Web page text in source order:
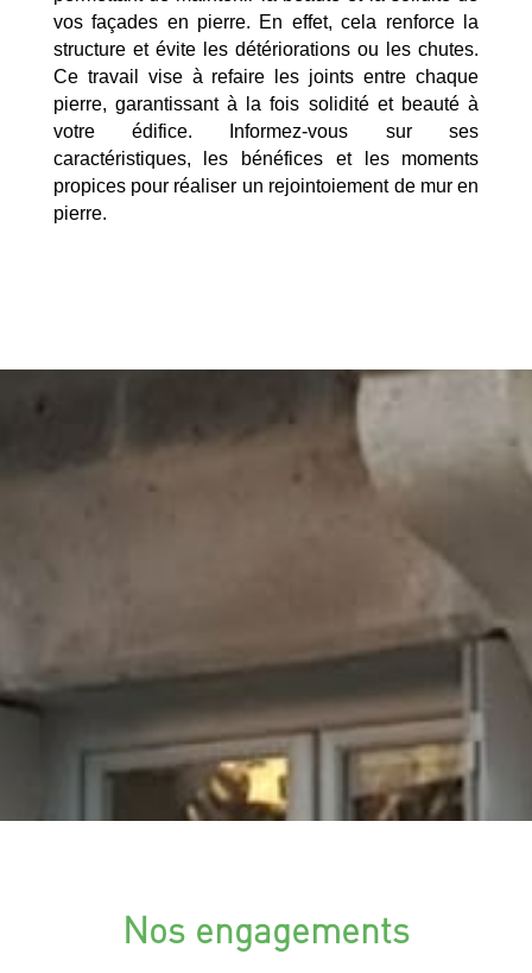
vos façades en pierre. En effet, cela renforce la
structure et évite les détériorations ou les chutes.
Ce travail vise à refaire les joints entre chaque
pierre, garantissant à la fois solidité et beauté à
votre édifice. Informez-vous sur ses
caractéristiques, les bénéfices et les moments
propices pour réaliser un rejointoiement de mur en
pierre.
Nos engagements